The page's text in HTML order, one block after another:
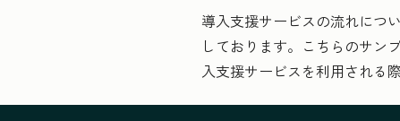
顧客が自分で問題を解決できるナレ
導入支援サービスの流れにつ
しております。こちらのサン
入支援サービスを利用される